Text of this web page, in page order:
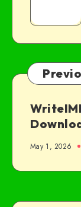
May 1, 2026